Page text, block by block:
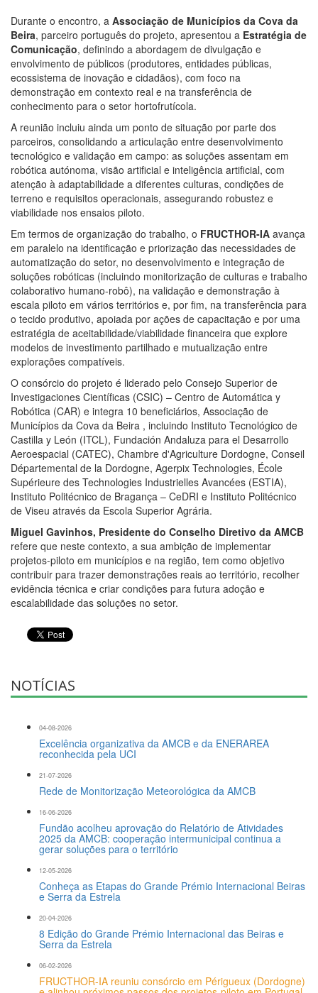
Durante o encontro, a Associação de Municípios da Cova da
Beira, parceiro português do projeto, apresentou a Estratégia de
Comunicação, definindo a abordagem de divulgação e
envolvimento de públicos (produtores, entidades públicas,
ecossistema de inovação e cidadãos), com foco na
demonstração em contexto real e na transferência de
conhecimento para o setor hortofrutícola.
A reunião incluiu ainda um ponto de situação por parte dos
parceiros, consolidando a articulação entre desenvolvimento
tecnológico e validação em campo: as soluções assentam em
robótica autónoma, visão artificial e inteligência artificial, com
atenção à adaptabilidade a diferentes culturas, condições de
terreno e requisitos operacionais, assegurando robustez e
viabilidade nos ensaios piloto.
Em termos de organização do trabalho, o FRUCTHOR-IA avança
em paralelo na identificação e priorização das necessidades de
automatização do setor, no desenvolvimento e integração de
soluções robóticas (incluindo monitorização de culturas e trabalho
colaborativo humano-robô), na validação e demonstração à
escala piloto em vários territórios e, por fim, na transferência para
o tecido produtivo, apoiada por ações de capacitação e por uma
estratégia de aceitabilidade/viabilidade financeira que explore
modelos de investimento partilhado e mutualização entre
explorações compatíveis.
O consórcio do projeto é liderado pelo Consejo Superior de
Investigaciones Científicas (CSIC) – Centro de Automática y
Robótica (CAR) e integra 10 beneficiários, Associação de
Municípios da Cova da Beira , incluindo Instituto Tecnológico de
Castilla y León (ITCL), Fundación Andaluza para el Desarrollo
Aeroespacial (CATEC), Chambre d'Agriculture Dordogne, Conseil
Départemental de la Dordogne, Agerpix Technologies, École
Supérieure des Technologies Industrielles Avancées (ESTIA),
Instituto Politécnico de Bragança – CeDRI e Instituto Politécnico
de Viseu através da Escola Superior Agrária.
Miguel Gavinhos, Presidente do Conselho Diretivo da AMCB
refere que neste contexto, a sua ambição de implementar
projetos-piloto em municípios e na região, tem como objetivo
contribuir para trazer demonstrações reais ao território, recolher
evidência técnica e criar condições para futura adoção e
escalabilidade das soluções no setor.
NOTÍCIAS
04-08-2026
Excelência organizativa da AMCB e da ENERAREA
reconhecida pela UCI
21-07-2026
Rede de Monitorização Meteorológica da AMCB
16-06-2026
Fundão acolheu aprovação do Relatório de Atividades
2025 da AMCB: cooperação intermunicipal continua a
gerar soluções para o território
12-05-2026
Conheça as Etapas do Grande Prémio Internacional Beiras
e Serra da Estrela
20-04-2026
8 Edição do Grande Prémio Internacional das Beiras e
Serra da Estrela
06-02-2026
FRUCTHOR-IA reuniu consórcio em Périgueux (Dordogne)